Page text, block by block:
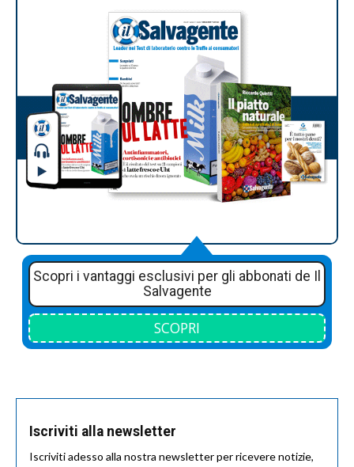
Scopri i vantaggi esclusivi per gli abbonati de Il
Salvagente
SCOPRI
Iscriviti alla newsletter
Iscriviti adesso alla nostra newsletter per ricevere notizie,